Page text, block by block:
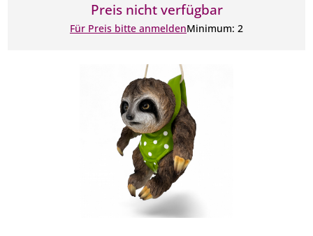
Preis nicht verfügbar
Für Preis bitte anmeldenMinimum: 2